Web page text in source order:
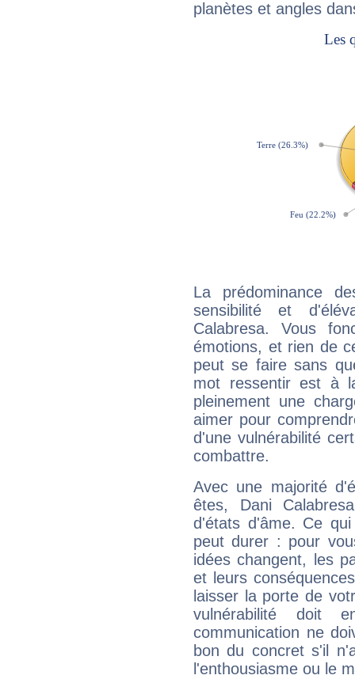
planètes et angles
La prédominance
sensibilité et
Calabresa. Vous
émotions, et rien de
peut se faire sans
mot ressentir est à
pleinement une
aimer pour
d'une vulnérabilité
combattre.
Avec une majorité
êtes, Dani
d'états d'âme. Ce
peut durer : pour
idées changent, les
et leurs
laisser la porte de
vulnérabilité doit
communication ne
bon du concret s'il
l'enthousiasme ou le